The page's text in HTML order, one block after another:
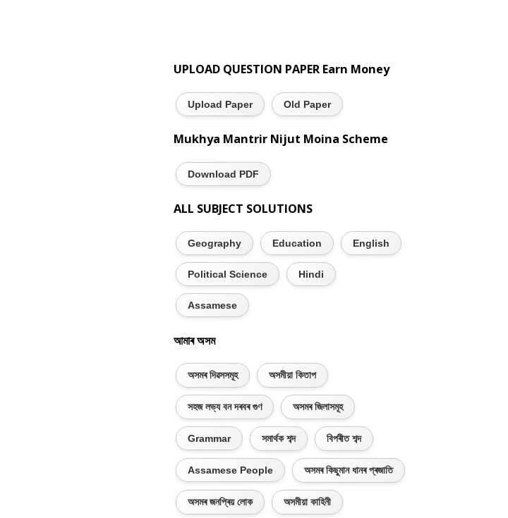
UPLOAD QUESTION PAPER Earn Money
Upload Paper Old Paper
Mukhya Mantrir Nijut Moina Scheme
Download PDF
ALL SUBJECT SOLUTIONS
Geography Education English
Political Science Hindi
Assamese
আমাৰ অসম
অসমৰ দিৱসসমূহ অসমীয়া কিতাপ
সহজ লভ্য বন দৰবৰ গুণ অসমৰ জিলাসমূহ
Grammar সমাৰ্থক শব্দ বিপৰীত শব্দ
Assamese People অসমৰ কিছুমান ধানৰ প্ৰজাতি
অসমৰ জনপ্ৰিয় লোক অসমীয়া কাহিনী